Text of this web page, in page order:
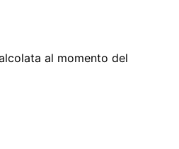
al momento del